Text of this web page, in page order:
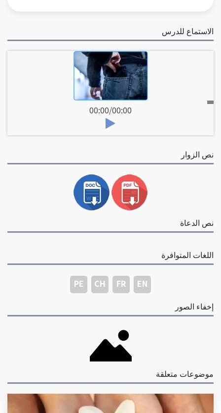
الاستماع للدرس
00:00/00:00
نص الزوار
نص الدعاة
اللغات المتوافرة
EN
FR
CH
PE
إخفاء الصور
موضوعات متعلقة